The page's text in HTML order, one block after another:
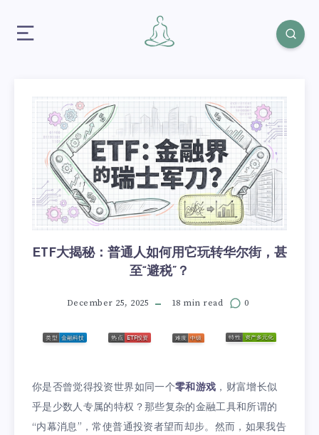
ETF大揭秘：普通人如何用它玩转华尔街，甚
至“避税”？
December 25, 2025 18 min read 0
你是否曾觉得投资世界如同一个零和游戏 ，财富增长似
乎是少数人专属的特权？那些复杂的金融工具和所谓的
“内幕消息”，常使普通投资者望而却步。然而，如果我告